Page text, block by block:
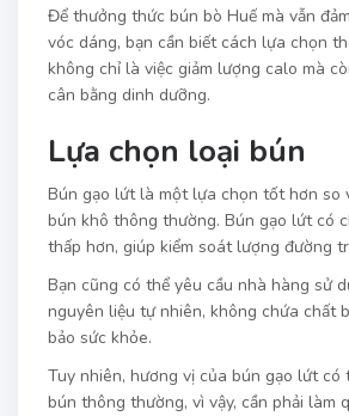
Để thưởng thức bún bò Huế mà vẫn
vóc dáng, bạn cần biết cách lựa chọn
không chỉ là việc giảm lượng calo mà
cân bằng dinh dưỡng.
Lựa chọn loại bún
Bún gạo lứt là một lựa chọn tốt hơn so
bún khô thông thường. Bún gạo lứt có
thấp hơn, giúp kiểm soát lượng đường
Bạn cũng có thể yêu cầu nhà hàng sử
nguyên liệu tự nhiên, không chứa chất
bảo sức khỏe.
Tuy nhiên, hương vị của bún gạo lứt có
bún thông thường, vì vậy, cần phải làm